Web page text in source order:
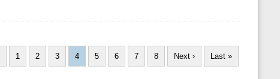
1 2 3 4 5 6 7 8 Next › Last »